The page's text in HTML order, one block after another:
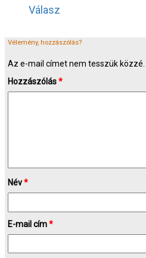
Válasz
Vélemény, hozzászólás?
Az e-mail címet nem tesszük közzé.
Hozzászólás*
Név*
E-mail cím*